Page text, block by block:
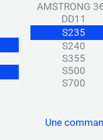
AMSTRONG
DD11
S235
S240
S355
S500
S700
Une